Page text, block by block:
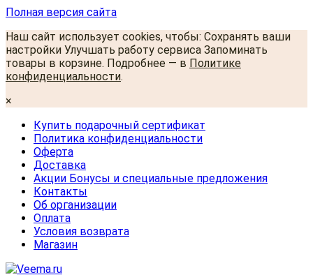
Полная версия сайта
Наш сайт использует cookies, чтобы: Сохранять ваши
настройки Улучшать работу сервиса Запоминать
товары в корзине. Подробнее — в Политике
конфиденциальности.
×
Купить подарочный сертификат
Политика конфиденциальности
Оферта
Доставка
Акции Бонусы и специальные предложения
Контакты
Об организации
Оплата
Условия возврата
Магазин